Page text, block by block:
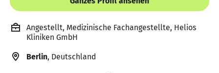
Angestellt, Medizinische Fachangestellte, Helios
Kliniken GmbH
Berlin, Deutschland